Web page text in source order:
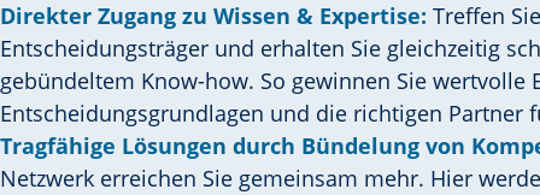
Direkter Zugang zu Wissen & Expertise: Treffen
Entscheidungsträger und erhalten Sie gleichzeitig
gebündeltem Know-how. So gewinnen Sie wertvolle
Entscheidungsgrundlagen und die richtigen Partner
Tragfähige Lösungen durch Bündelung von
Netzwerk erreichen Sie gemeinsam mehr. Hier